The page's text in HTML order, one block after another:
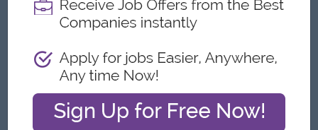
ဤကြော်ငြာကို တိုင်ကြားရန်